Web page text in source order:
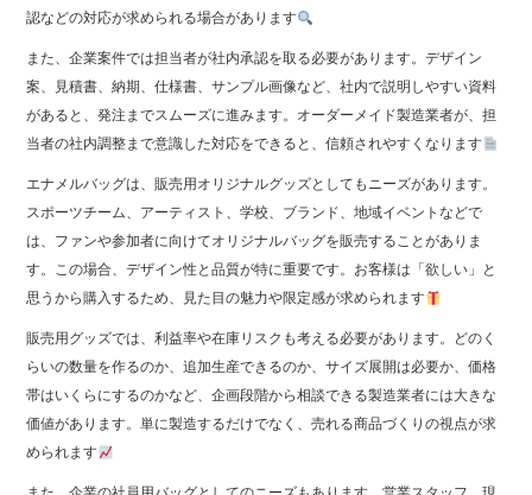
認などの対応が求められる場合があります
また、企業案件では担当者が社内承認を取る必要があります。デザイン
案、見積書、納期、仕様書、サンプル画像など、社内で説明しやすい資料
があると、発注までスムーズに進みます。オーダーメイド製造業者が、担
当者の社内調整まで意識した対応をできると、信頼されやすくなります
エナメルバッグは、販売用オリジナルグッズとしてもニーズがあります。
スポーツチーム、アーティスト、学校、ブランド、地域イベントなどで
は、ファンや参加者に向けてオリジナルバッグを販売することがありま
す。この場合、デザイン性と品質が特に重要です。お客様は「欲しい」と
思うから購入するため、見た目の魅力や限定感が求められます
販売用グッズでは、利益率や在庫リスクも考える必要があります。どのく
らいの数量を作るのか、追加生産できるのか、サイズ展開は必要か、価格
帯はいくらにするのかなど、企画段階から相談できる製造業者には大きな
価値があります。単に製造するだけでなく、売れる商品づくりの視点が求
められます